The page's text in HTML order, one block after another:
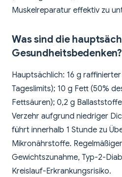
Muskelreparatur effektiv zu
Was sind die
Gesundheitsbedenken?
Hauptsächlich: 16 g
Tageslimits); 10 g Fett (50%
Fettsäuren); 0,2 g
Verzehr aufgrund niedriger
führt innerhalb 1 Stunde zu
Mikronährstoffe.
Gewichtszunahme, Typ-2-
Kreislauf-Erkrankungsrisiko.